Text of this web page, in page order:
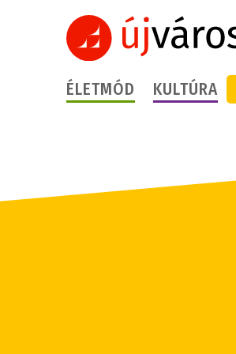
ÉLETMÓD KULTÚRA